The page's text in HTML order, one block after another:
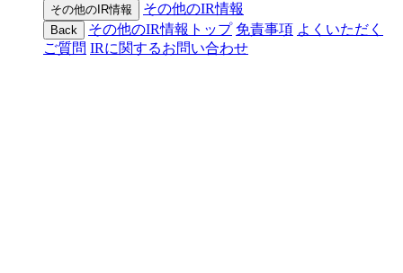
その他のIR情報 その他のIR情報
Back その他のIR情報トップ 免責事項 よくいただく
ご質問 IRに関するお問い合わせ